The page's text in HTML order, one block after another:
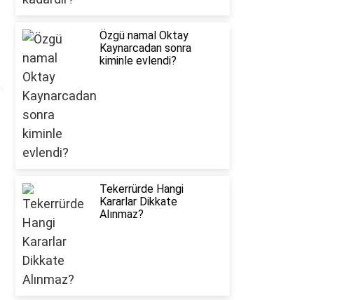
Özgü namal Oktay
Kaynarcadan sonra
kiminle evlendi?
Tekerrürde Hangi
Kararlar Dikkate
Alınmaz?